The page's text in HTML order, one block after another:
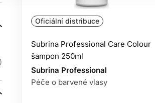
Oficiální distribuce
Subrina Professional Care Colour
šampon 250ml
Subrina Professional
Péče o barvené vlasy